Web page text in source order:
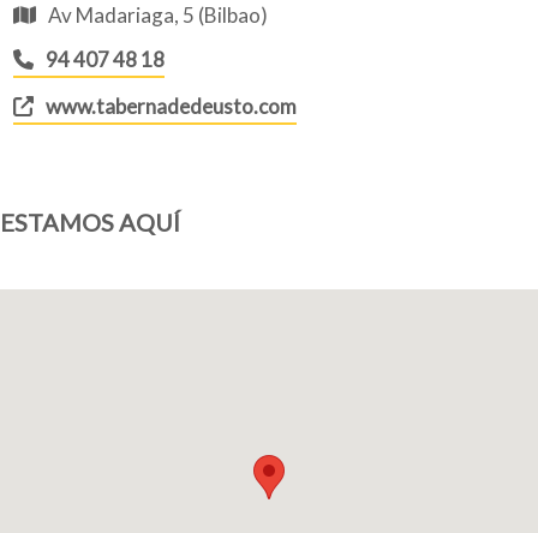
Av Madariaga, 5 (Bilbao)
94 407 48 18
www.tabernadedeusto.com
ESTAMOS AQUÍ